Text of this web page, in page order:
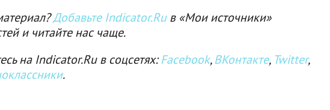
Добавьте Indicator.Ruв «Мои источники»
и читайте нас чаще.
на Indicator.Ru в соцсетях:Facebook, ВКонтакте, Twitter,
.